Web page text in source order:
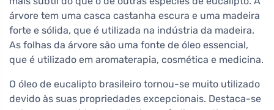
árvore tem uma casca castanha escura e uma madeira
forte e sólida, que é utilizada na indústria da madeira.
As folhas da árvore são uma fonte de óleo essencial,
que é utilizado em aromaterapia, cosmética e medicina.
O óleo de eucalipto brasileiro tornou-se muito utilizado
devido às suas propriedades excepcionais. Destaca-se